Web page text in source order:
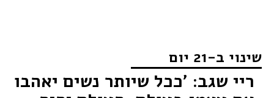
שינוי ב-21 יום
ריי שגב: 'ככל שיותר נשים יאהבו